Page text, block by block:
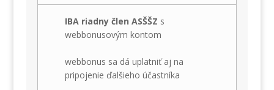
IBA riadny člen ASŠŠZ s
webbonusovým kontom
webbonus sa dá uplatniť aj na
pripojenie ďalšieho účastníka